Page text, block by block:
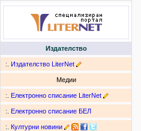
Издателство
:. Издателство LiterNet
Медии
:. Електронно списание LiterNet
:. Електронно списание БЕЛ
:. Културни новини